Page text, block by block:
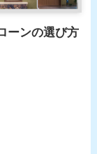
ーンの選び方